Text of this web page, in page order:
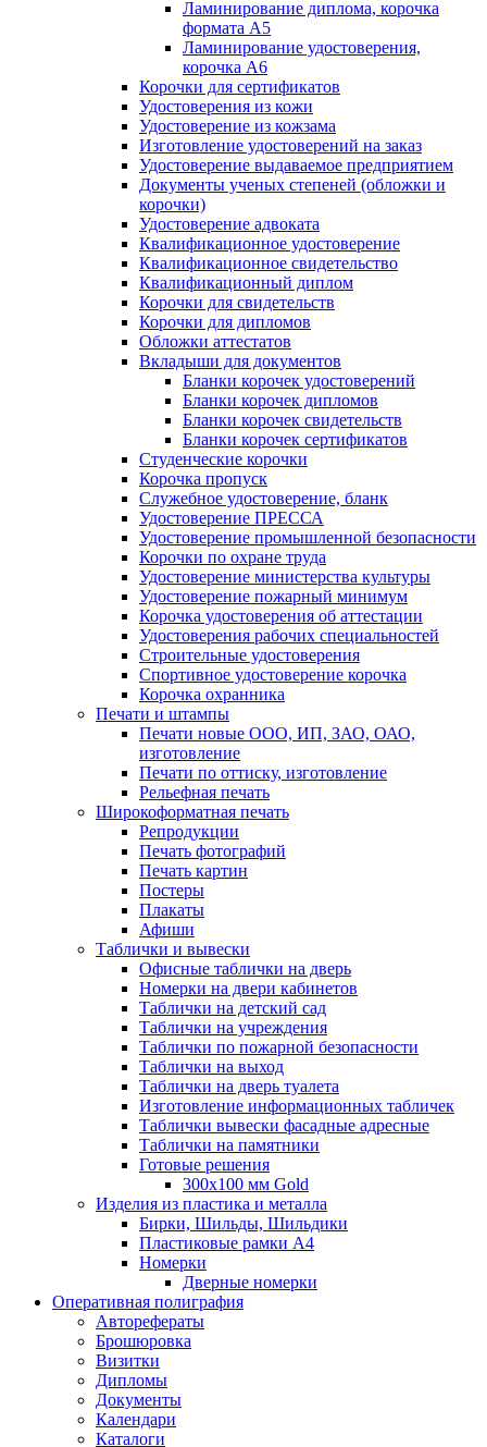
Ламинирование диплома, корочка
формата А5
Ламинирование удостоверения,
корочка А6
Корочки для сертификатов
Удостоверения из кожи
Удостоверение из кожзама
Изготовление удостоверений на заказ
Удостоверение выдаваемое предприятием
Документы ученых степеней (обложки и
корочки)
Удостоверение адвоката
Квалификационное удостоверение
Квалификационное свидетельство
Квалификационный диплом
Корочки для свидетельств
Корочки для дипломов
Обложки аттестатов
Вкладыши для документов
Бланки корочек удостоверений
Бланки корочек дипломов
Бланки корочек свидетельств
Бланки корочек сертификатов
Студенческие корочки
Корочка пропуск
Служебное удостоверение, бланк
Удостоверение ПРЕССА
Удостоверение промышленной безопасности
Корочки по охране труда
Удостоверение министерства культуры
Удостоверение пожарный минимум
Корочка удостоверения об аттестации
Удостоверения рабочих специальностей
Строительные удостоверения
Спортивное удостоверение корочка
Корочка охранника
Печати и штампы
Печати новые ООО, ИП, ЗАО, ОАО,
изготовление
Печати по оттиску, изготовление
Рельефная печать
Широкоформатная печать
Репродукции
Печать фотографий
Печать картин
Постеры
Плакаты
Афиши
Таблички и вывески
Офисные таблички на дверь
Номерки на двери кабинетов
Таблички на детский сад
Таблички на учреждения
Таблички по пожарной безопасности
Таблички на выход
Таблички на дверь туалета
Изготовление информационных табличек
Таблички вывески фасадные адресные
Таблички на памятники
Готовые решения
300x100 мм Gold
Изделия из пластика и металла
Бирки, Шильды, Шильдики
Пластиковые рамки А4
Номерки
Дверные номерки
Оперативная полиграфия
Авторефераты
Брошюровка
Визитки
Дипломы
Документы
Календари
Каталоги